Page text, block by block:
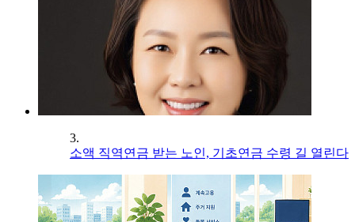
3.
소액 직역연금 받는 노인, 기초연금 수령 길 열린다